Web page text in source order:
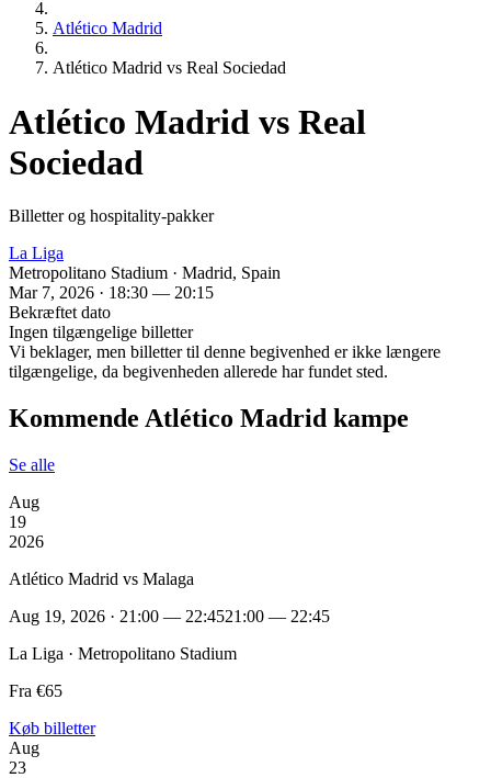
Atlético Madrid
Atlético Madrid vs Real Sociedad
Atlético Madrid vs Real
Sociedad
Billetter og hospitality-pakker
La Liga
Metropolitano Stadium · Madrid, Spain
Mar 7, 2026 · 18:30 — 20:15
Bekræftet dato
Ingen tilgængelige billetter
Vi beklager, men billetter til denne begivenhed er ikke længere
tilgængelige, da begivenheden allerede har fundet sted.
Kommende Atlético Madrid kampe
Se alle
Aug
19
2026
Atlético Madrid vs Malaga
Aug 19, 2026 · 21:00 — 22:4521:00 — 22:45
La Liga · Metropolitano Stadium
Fra €65
Køb billetter
Aug
23